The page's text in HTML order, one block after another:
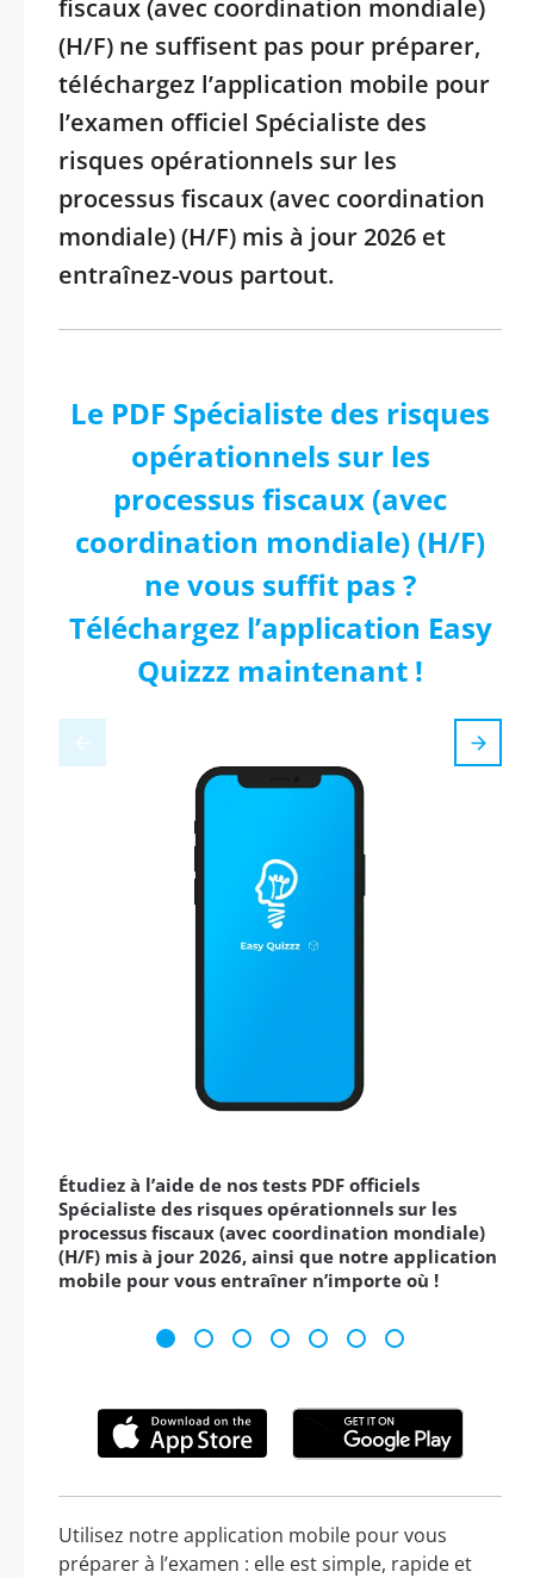
fiscaux (avec coordination mondiale)
(H/F) ne suffisent pas pour préparer,
téléchargez l’application mobile pour
l’examen officiel Spécialiste des
risques opérationnels sur les
processus fiscaux (avec coordination
mondiale) (H/F) mis à jour 2026 et
entraînez-vous partout.
Le PDF Spécialiste des risques
opérationnels sur les
processus fiscaux (avec
coordination mondiale) (H/F)
ne vous suffit pas ?
Téléchargez l’application Easy
Quizzz maintenant !
Étudiez à l’aide de nos tests PDF officiels
Spécialiste des risques opérationnels sur les
processus fiscaux (avec coordination mondiale)
(H/F) mis à jour 2026, ainsi que notre application
mobile pour vous entraîner n’importe où !
Utilisez notre application mobile pour vous
préparer à l’examen : elle est simple, rapide et